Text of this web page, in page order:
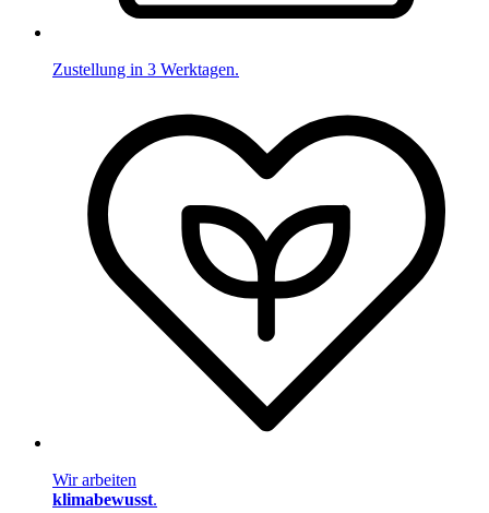
Zustellung in 3 Werktagen.
Wir arbeiten
klimabewusst.